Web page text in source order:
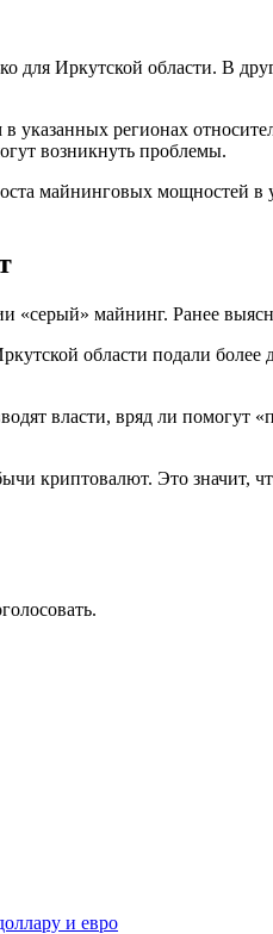
для Иркутской области. В
указанных регионах
возникнуть проблемы.
майнинговых мощностей
«серый» майнинг. Ранее
области подали
власти, вряд ли помогут
криптовалют. Это
и евро